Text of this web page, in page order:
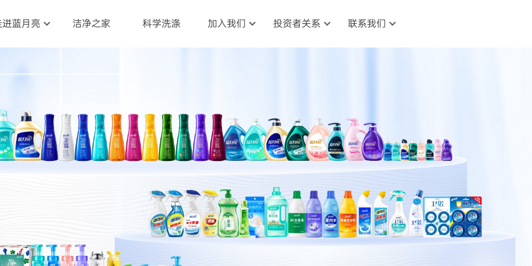
蓝月亮 洁净之家 科学洗涤 加入我们 投资者关系 联系我们